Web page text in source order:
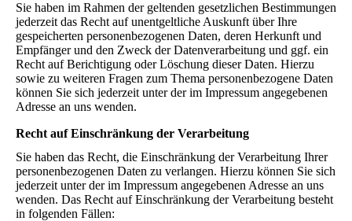
Sie haben im Rahmen der geltenden gesetzlichen Bestimmungen
jederzeit das Recht auf unentgeltliche Auskunft über Ihre
gespeicherten personenbezogenen Daten, deren Herkunft und
Empfänger und den Zweck der Datenverarbeitung und ggf. ein
Recht auf Berichtigung oder Löschung dieser Daten. Hierzu
sowie zu weiteren Fragen zum Thema personenbezogene Daten
können Sie sich jederzeit unter der im Impressum angegebenen
Adresse an uns wenden.
Recht auf Einschränkung der Verarbeitung
Sie haben das Recht, die Einschränkung der Verarbeitung Ihrer
personenbezogenen Daten zu verlangen. Hierzu können Sie sich
jederzeit unter der im Impressum angegebenen Adresse an uns
wenden. Das Recht auf Einschränkung der Verarbeitung besteht
in folgenden Fällen: